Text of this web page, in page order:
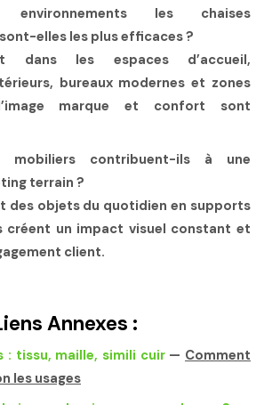
les chaises
elles les plus efficaces ?
dans les espaces d’accueil,
bureaux modernes et zones
marque et confort sont
mobiliers contribuent-ils à une
terrain ?
des objets du quotidien en supports
créent un impact visuel constant et
client.
Annexes :
: tissu, maille, simili cuir— Comment
les usages